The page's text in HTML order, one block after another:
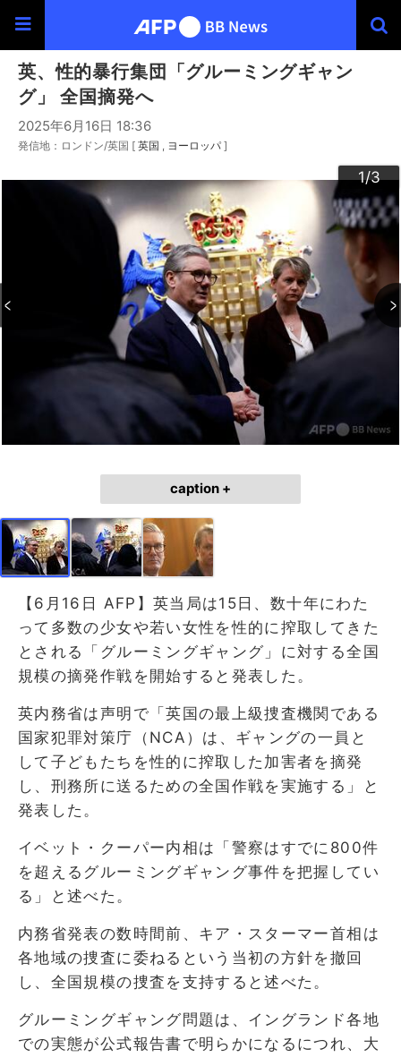
英、性的暴行集団「グルーミングギャン
グ」 全国摘発へ
2025年6月16日 18:36
発信地：ロンドン/英国 [ 英国 ヨーロッパ ]
1/3
2/3
3/3
caption +
【6月16日 AFP】英当局は15日、数十年にわた
って多数の少女や若い女性を性的に搾取してきた
とされる「グルーミングギャング」に対する全国
規模の摘発作戦を開始すると発表した。
英内務省は声明で「英国の最上級捜査機関である
国家犯罪対策庁（NCA）は、ギャングの一員と
して子どもたちを性的に搾取した加害者を摘発
し、刑務所に送るための全国作戦を実施する」と
発表した。
イベット・クーパー内相は「警察はすでに800件
を超えるグルーミングギャング事件を把握してい
る」と述べた。
内務省発表の数時間前、キア・スターマー首相は
各地域の捜査に委ねるという当初の方針を撤回
し、全国規模の捜査を支持すると述べた。
グルーミングギャング問題は、イングランド各地
での実態が公式報告書で明らかになるにつれ、大